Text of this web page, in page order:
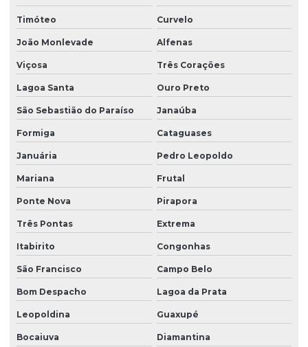
Timóteo Curvelo
João Monlevade Alfenas
Viçosa Três Corações
Lagoa Santa Ouro Preto
São Sebastião do Paraíso Janaúba
Formiga Cataguases
Januária Pedro Leopoldo
Mariana Frutal
Ponte Nova Pirapora
Três Pontas Extrema
Itabirito Congonhas
São Francisco Campo Belo
Bom Despacho Lagoa da Prata
Leopoldina Guaxupé
Bocaiuva Diamantina